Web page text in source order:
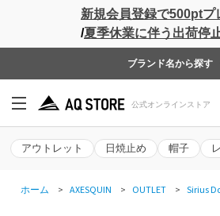
新規会員登録で500ptプ
/夏季休業に伴う出荷停
ブランド名から探す
アウトレット 日焼止め 帽子
ホーム > AXESQUIN > OUTLET > Sirius